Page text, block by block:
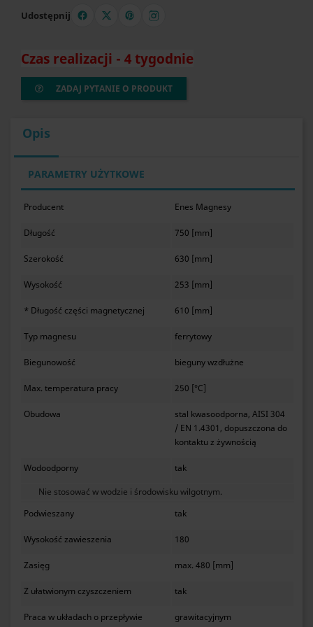
Udostępnij
Czas realizacji - 4 tygodnie
ZADAJ PYTANIE O PRODUKT
Opis
PARAMETRY UŻYTKOWE
Producent Enes Magnesy
Długość 750 [mm]
Szerokość 630 [mm]
Wysokość 253 [mm]
* Długość części magnetycznej 610 [mm]
Typ magnesu ferrytowy
Biegunowość bieguny wzdłużne
Max. temperatura pracy 250 [°C]
Obudowa
stal kwasoodporna, AISI 304
/ EN 1.4301, dopuszczona do
kontaktu z żywnością
Wodoodporny
tak
Nie stosować w wodzie i środowisku wilgotnym.
Podwieszany
tak
Wysokość zawieszenia 180
Zasięg max. 480 [mm]
Z ułatwionym czyszczeniem tak
Praca w układach o przepływie
grawitacyjnym